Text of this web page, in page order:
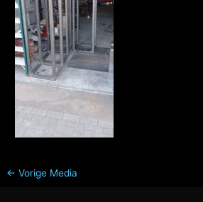
← Vorige Media